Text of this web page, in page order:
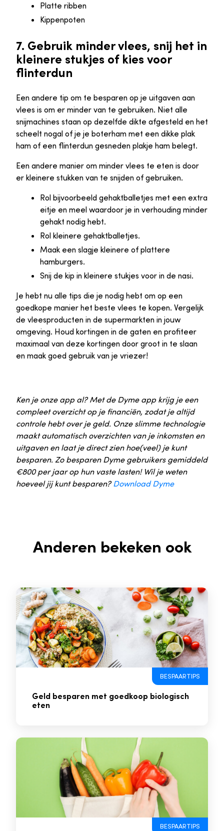
Platte ribben
Kippenpoten
7. Gebruik minder vlees, snij het in
kleinere stukjes of kies voor
flinterdun
Een andere tip om te besparen op je uitgaven aan
vlees is om er minder van te gebruiken. Niet alle
snijmachines staan op dezelfde dikte afgesteld en het
scheelt nogal of je je boterham met een dikke plak
ham of een flinterdun gesneden plakje ham belegt.
Een andere manier om minder vlees te eten is door
er kleinere stukken van te snijden of gebruiken.
Rol bijvoorbeeld gehaktballetjes met een extra
eitje en meel waardoor je in verhouding minder
gehakt nodig hebt.
Rol kleinere gehaktballetjes.
Maak een slagje kleinere of plattere
hamburgers.
Snij de kip in kleinere stukjes voor in de nasi.
Je hebt nu alle tips die je nodig hebt om op een
goedkope manier het beste vlees te kopen. Vergelijk
de vleesproducten in de supermarkten in jouw
omgeving. Houd kortingen in de gaten en profiteer
maximaal van deze kortingen door groot in te slaan
en maak goed gebruik van je vriezer!
Ken je onze app al? Met de Dyme app krijg je een
compleet overzicht op je financiën, zodat je altijd
controle hebt over je geld. Onze slimme technologie
maakt automatisch overzichten van je inkomsten en
uitgaven en laat je direct zien hoe(veel) je kunt
besparen. Zo besparen Dyme gebruikers gemiddeld
€800 per jaar op hun vaste lasten! Wil je weten
hoeveel jij kunt besparen?Download Dyme
Anderen bekeken ook
BESPAARTIPS
Geld besparen met goedkoop biologisch
eten
BESPAARTIPS